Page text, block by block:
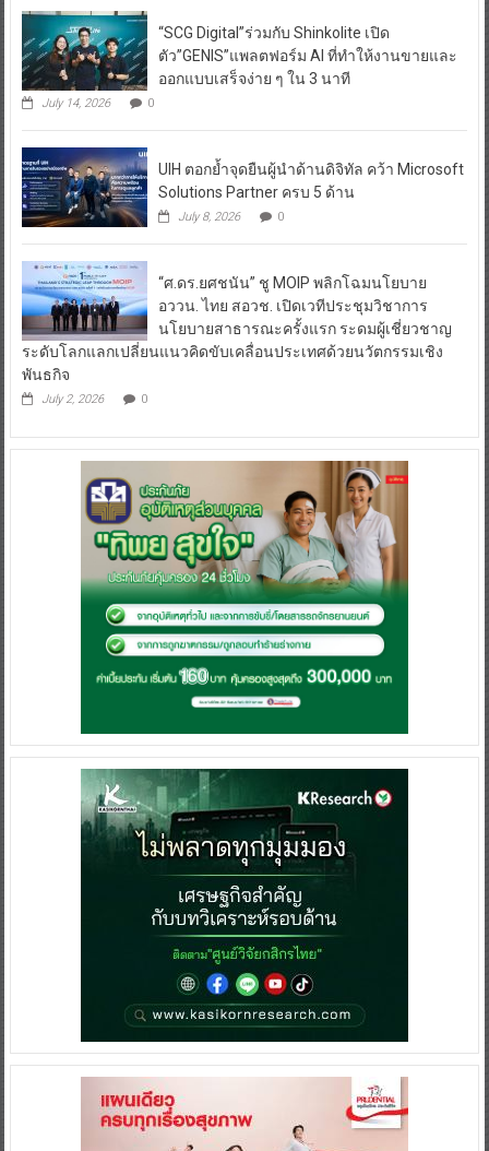
“SCG Digital”ร่วมกับ Shinkolite เปิด
ตัว”GENIS”แพลตฟอร์ม AI ที่ทำให้งานขายและ
ออกแบบเสร็จง่าย ๆ ใน 3 นาที
July 14, 2026 0
UIH ตอกย้ำจุดยืนผู้นำด้านดิจิทัล คว้า Microsoft
Solutions Partner ครบ 5 ด้าน
July 8, 2026 0
“ศ.ดร.ยศชนัน” ชู MOIP พลิกโฉมนโยบาย
อววน. ไทย สอวช. เปิดเวทีประชุมวิชาการ
นโยบายสาธารณะครั้งแรก ระดมผู้เชี่ยวชาญ
ระดับโลกแลกเปลี่ยนแนวคิดขับเคลื่อนประเทศด้วยนวัตกรรมเชิง
พันธกิจ
July 2, 2026 0